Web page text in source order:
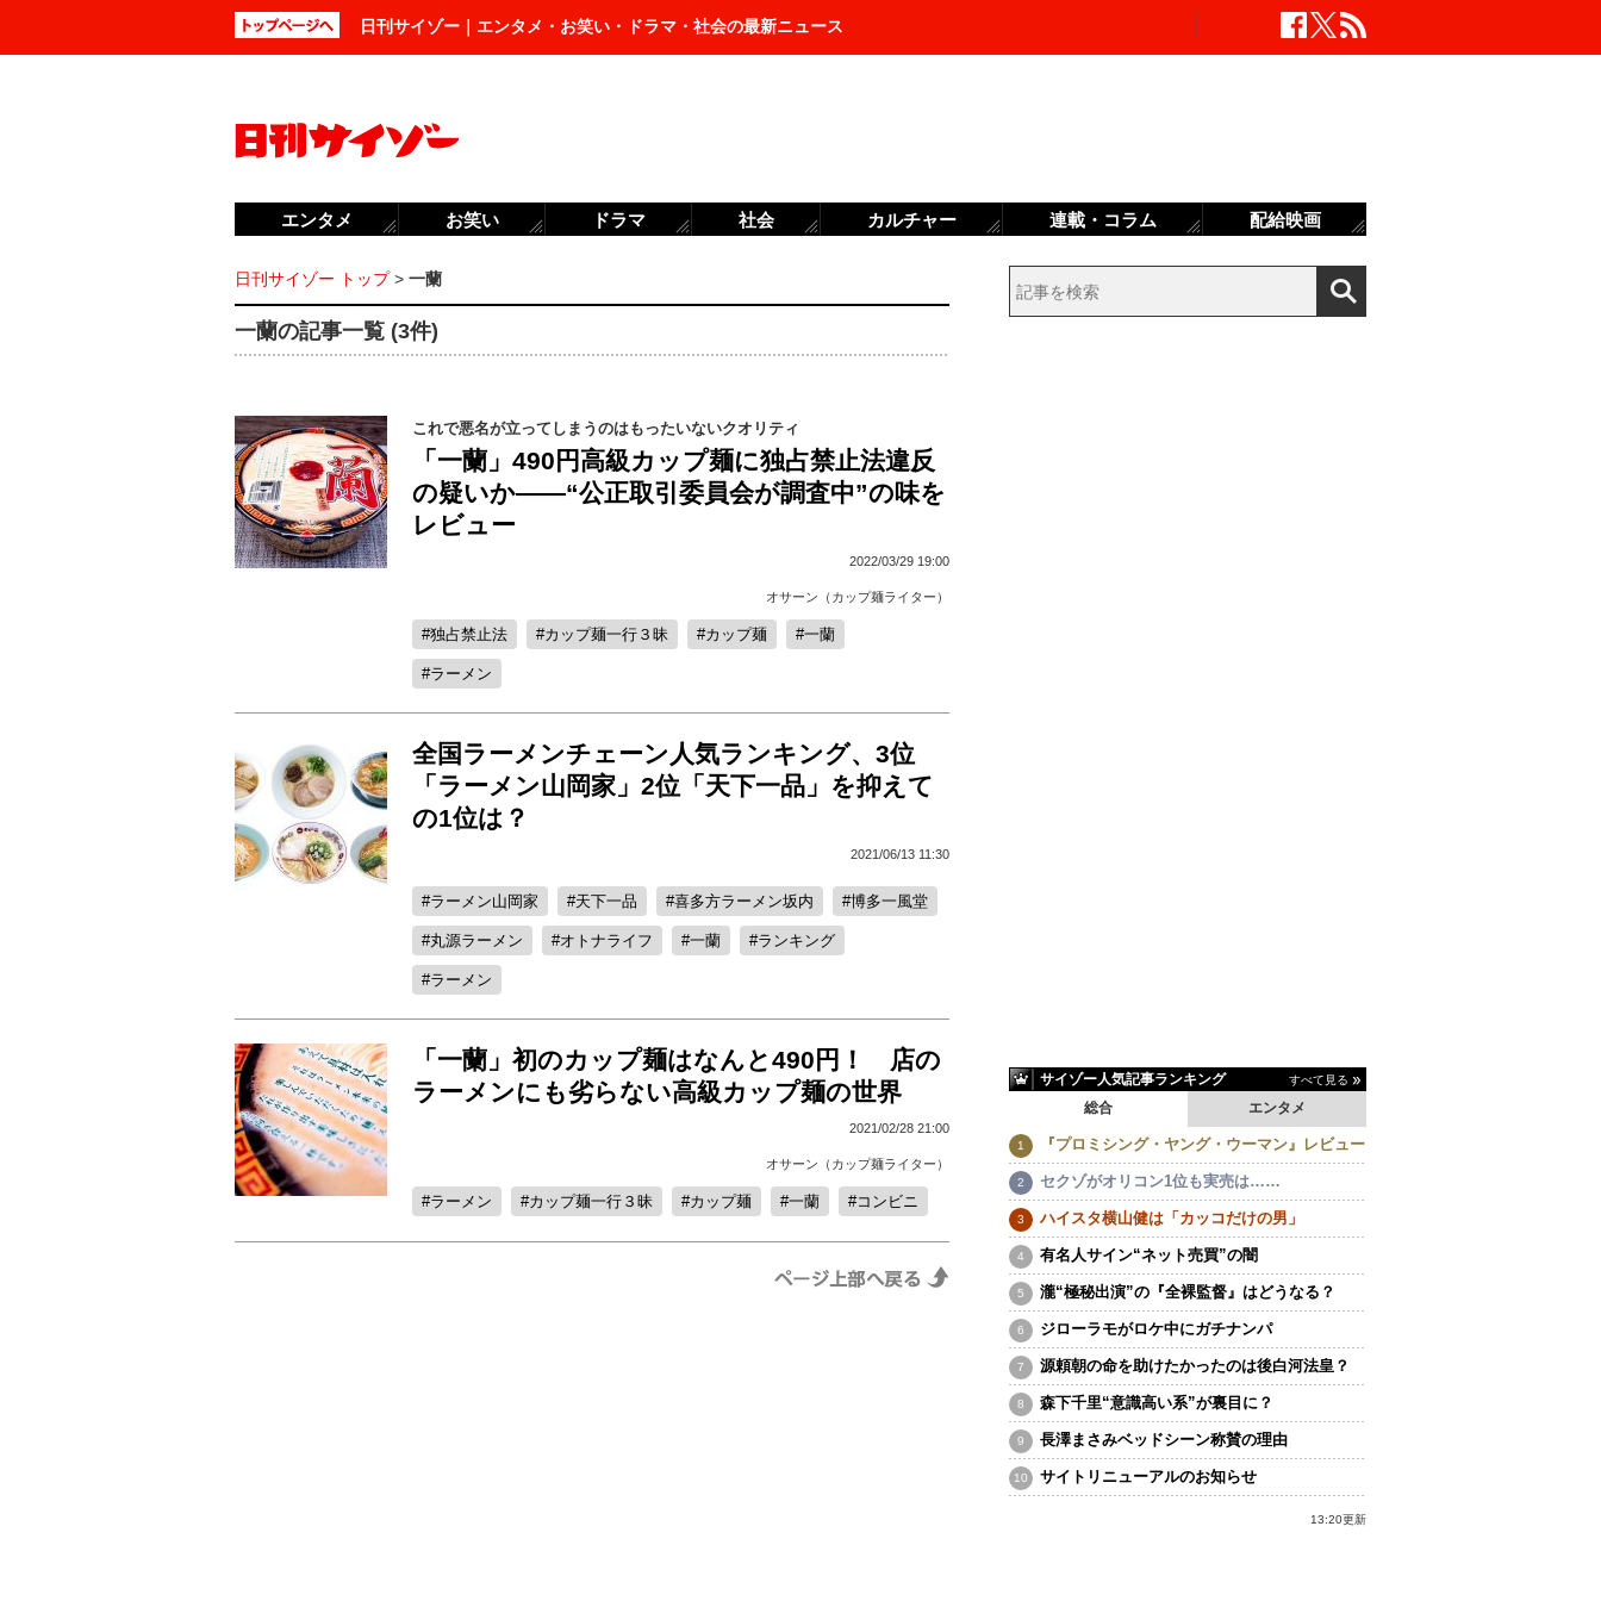
日刊サイゾー｜エンタメ・お笑い・ドラマ・社会の最新ニュース
日刊サイゾー トップ> 一蘭
一蘭の記事一覧 (3件)
これで悪名が立ってしまうのはもったいないクオリティ
「一蘭」490円高級カップ麺に独占禁止法違反
の疑いか――“公正取引委員会が調査中”の味を
レビュー
2022/03/29 19:00
オサーン（カップ麺ライター）
独占禁止法 カップ麺一行３昧 カップ麺 一蘭
ラーメン
全国ラーメンチェーン人気ランキング、3位
「ラーメン山岡家」2位「天下一品」を抑えて
の1位は？
2021/06/13 11:30
ラーメン山岡家 天下一品 喜多方ラーメン坂内 博多一風堂
丸源ラーメン オトナライフ 一蘭 ランキング
ラーメン
「一蘭」初のカップ麺はなんと490円！ 店の
ラーメンにも劣らない高級カップ麺の世界
2021/02/28 21:00
オサーン（カップ麺ライター）
ラーメン カップ麺一行３昧 カップ麺 一蘭 コンビニ
サイゾー人気記事ランキング すべて見る
エンタメ
総合
『プロミシング・ヤング・ウーマン』レビュー
セクゾがオリコン1位も実売は……
ハイスタ横山健は「カッコだけの男」
有名人サイン“ネット売買”の闇
瀧“極秘出演”の『全裸監督』はどうなる？
ジローラモがロケ中にガチナンパ
源頼朝の命を助けたかったのは後白河法皇？
森下千里“意識高い系”が裏目に？
長澤まさみベッドシーン称賛の理由
サイトリニューアルのお知らせ
13:20更新
エンタメ お笑い ドラマ 社会 カルチャー 連載・コラム 配給映画